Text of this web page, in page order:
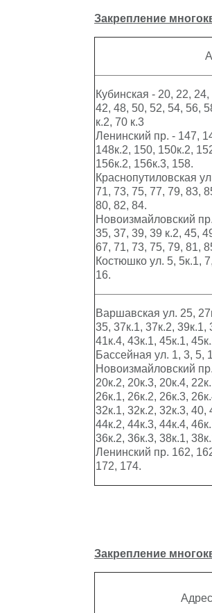
Закрепление
Кубинская - 20, 22,
42, 48, 50, 52, 54, 56,
к.2, 70 к.3
Ленинский пр. - 147,
148к.2, 150, 150к.2,
156к.2, 156к.3, 158.
Краснопутиловская
71, 73, 75, 77, 79, 83,
80, 82, 84.
Новоизмайловский
35, 37, 39, 39 к.2, 45,
67, 71, 73, 75, 79, 81,
Костюшко ул. 5, 5к.1,
16.
Варшавская ул. 25,
35, 37к.1, 37к.2, 39к.1,
41к.4, 43к.1, 45к.1,
Бассейная ул. 1, 3, 5,
Новоизмайловский
20к.2, 20к.3, 20к.4,
26к.1, 26к.2, 26к.3,
32к.1, 32к.2, 32к.3, 40,
44к.2, 44к.3, 44к.4,
36к.2, 36к.3, 38к.1,
Ленинский пр. 162,
172, 174.
Закрепление
Адрес